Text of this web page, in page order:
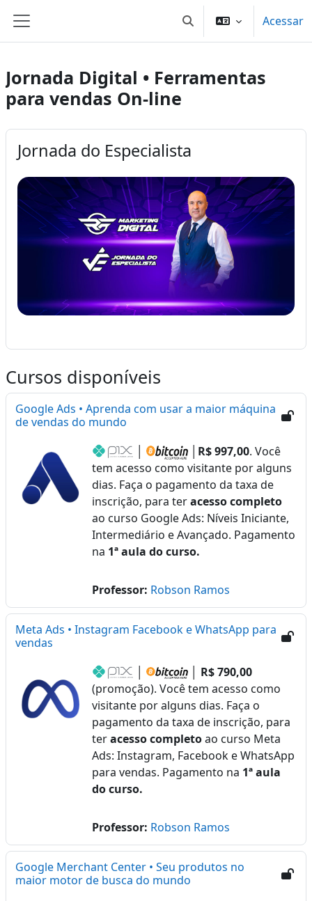
Painel lateral Alternar entrada deAcessar
Jornada Digital • Ferramentas
para vendas On-line
Jornada do Especialista
Cursos disponíveis
Google Ads • Aprenda com usar a maior máquina
de vendas do mundo
R$ 997,00. Você
tem acesso como visitante por alguns
dias. Faça o pagamento da taxa de
inscrição, para teracesso completo
ao curso Google Ads: Níveis Iniciante,
Intermediário e Avançado. Pagamento
na 1ª aula do curso.
Professor: Robson Ramos
Meta Ads • Instagram Facebook e WhatsApp para
vendas
R$ 790,00
(promoção). Você tem acesso como
visitante por alguns dias. Faça o
pagamento da taxa de inscrição, para
teracesso completoao curso Meta
Ads: Instagram, Facebook e WhatsApp
para vendas. Pagamento na 1ª aula
do curso.
Professor: Robson Ramos
Google Merchant Center • Seu produtos no
maior motor de busca do mundo